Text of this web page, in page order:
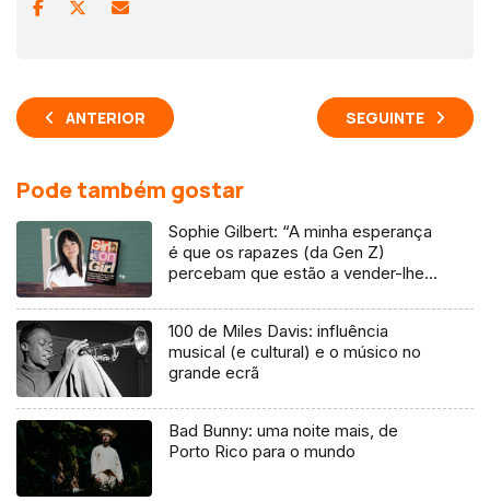
ANTERIOR SEGUINTE
Pode também gostar
Sophie Gilbert: “A minha esperança
é que os rapazes (da Gen Z)
percebam que estão a vender-lhes
100 de Miles Davis: influência
musical (e cultural) e o músico no
grande ecrã
Bad Bunny: uma noite mais, de
Porto Rico para o mundo